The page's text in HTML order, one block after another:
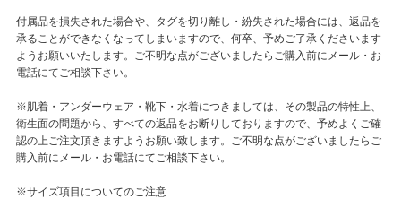
付属品を損失された場合や、タグを切り離し・紛失された場合には、返品を
承ることができなくなってしまいますので、何卒、予めご了承くださいます
ようお願いいたします。ご不明な点がございましたらご購入前にメール・お
電話にてご相談下さい。
※肌着・アンダーウェア・靴下・水着につきましては、その製品の特性上、
衛生面の問題から、すべての返品をお断りしておりますので、予めよくご確
認の上ご注文頂きますようお願い致します。ご不明な点がございましたらご
購入前にメール・お電話にてご相談下さい。
※サイズ項目についてのご注意